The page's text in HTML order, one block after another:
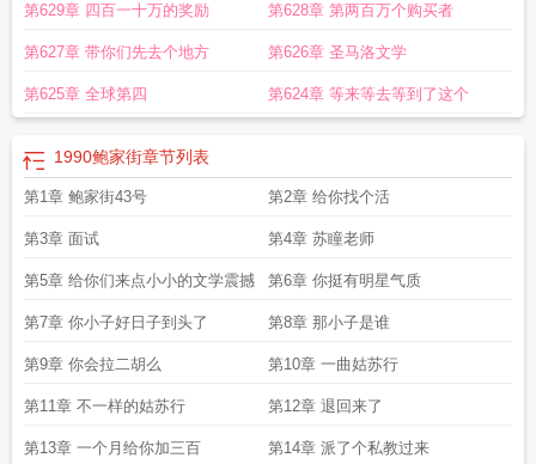
阁1990从鲍家街开始为什么被禁了 1990从鲍家街全本TXT
第629章 四百一十万的奖励 第628章 第两百万个购买者
第627章 带你们先去个地方 第626章 圣马洛文学
第625章 全球第四 第624章 等来等去等到了这个
1990鲍家街章节列表
第1章 鲍家街43号 第2章 给你找个活
第3章 面试 第4章 苏瞳老师
第5章 给你们来点小小的文学震撼 第6章 你挺有明星气质
第7章 你小子好日子到头了 第8章 那小子是谁
第9章 你会拉二胡么 第10章 一曲姑苏行
第11章 不一样的姑苏行 第12章 退回来了
第13章 一个月给你加三百 第14章 派了个私教过来